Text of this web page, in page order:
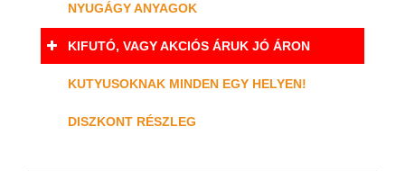
NYUGÁGY ANYAGOK
KIFUTÓ, VAGY AKCIÓS ÁRUK JÓ ÁRON
KUTYUSOKNAK MINDEN EGY HELYEN!
DISZKONT RÉSZLEG